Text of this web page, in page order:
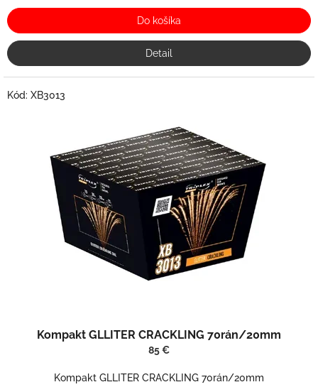
Do košíka
Detail
Kompakt GLLITER CRACKLING 70rán/20mm
85 €
Kompakt GLLITER CRACKLING 70rán/20mm
Kód: XB3013